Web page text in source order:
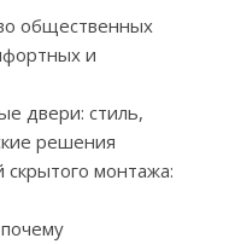
общественных
и
двери: стиль,
решения
монтажа: